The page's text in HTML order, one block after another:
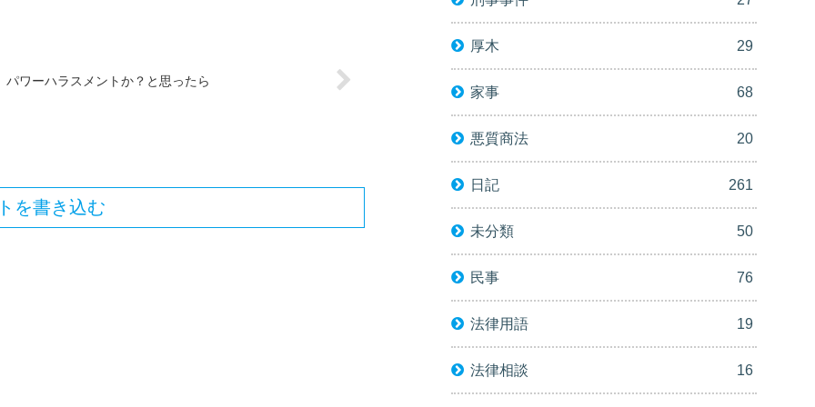
パワーハラスメントか？と思ったら
を書き込む
厚木 29
家事 68
悪質商法 20
日記 261
未分類 50
民事 76
法律用語 19
法律相談 16